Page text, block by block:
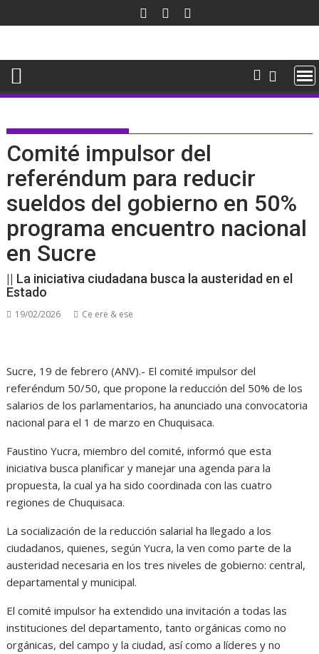
al
Comité impulsor del
referéndum para reducir
sueldos del gobierno en 50%
programa encuentro nacional
en Sucre
|| La iniciativa ciudadana busca la austeridad en el
Estado
19/02/2026 Ce ere & ese
Sucre, 19 de febrero (ANV).- El comité impulsor del
referéndum 50/50, que propone la reducción del 50% de los
salarios de los parlamentarios, ha anunciado una convocatoria
nacional para el 1 de marzo en Chuquisaca.
Faustino Yucra, miembro del comité, informó que esta
iniciativa busca planificar y manejar una agenda para la
propuesta, la cual ya ha sido coordinada con las cuatro
regiones de Chuquisaca.
La socialización de la reducción salarial ha llegado a los
ciudadanos, quienes, según Yucra, la ven como parte de la
austeridad necesaria en los tres niveles de gobierno: central,
departamental y municipal.
El comité impulsor ha extendido una invitación a todas las
instituciones del departamento, tanto orgánicas como no
orgánicas, del campo y la ciudad, así como a líderes y no